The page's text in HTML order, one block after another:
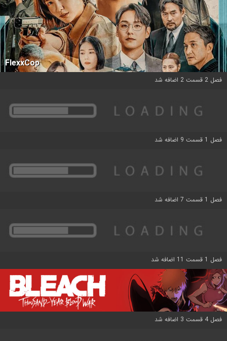
FlexxCop
فصل 2 قسمت 2 اضافه شد
فصل 1 قسمت 9 اضافه شد
فصل 1 قسمت 7 اضافه شد
فصل 1 قسمت 11 اضافه شد
فصل 4 قسمت 3 اضافه شد